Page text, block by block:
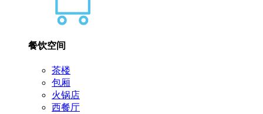
餐饮空间
茶楼
包厢
火锅店
西餐厅